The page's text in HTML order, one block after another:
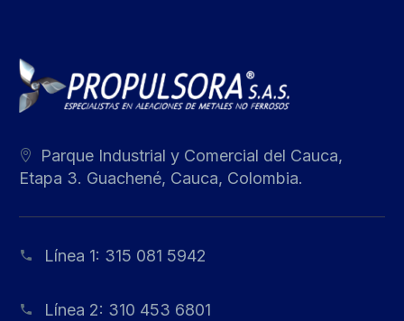
Parque Industrial y Comercial del Cauca,
Etapa 3. Guachené, Cauca, Colombia.
Línea 1: 315 081 5942
Línea 2: 310 453 6801